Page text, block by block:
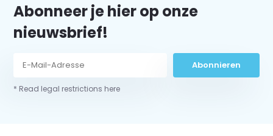
Abonneer je hier op onze
nieuwsbrief!
Abonnieren
* Read legal restrictions here